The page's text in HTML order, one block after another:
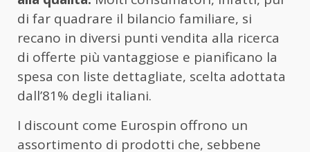
di far quadrare il bilancio familiare, si
recano in diversi punti vendita alla ricerca
di offerte più vantaggiose e pianificano la
spesa con liste dettagliate, scelta adottata
dall’81% degli italiani.
I discount come Eurospin offrono un
assortimento di prodotti che, sebbene